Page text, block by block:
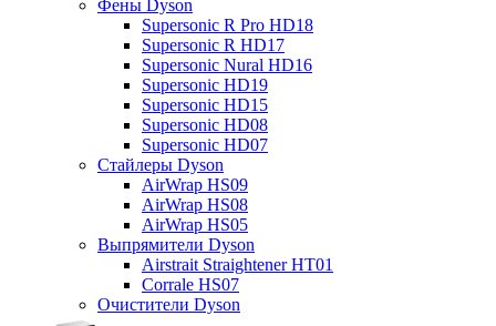
Фены Dyson
Supersonic R Pro HD18
Supersonic R HD17
Supersonic Nural HD16
Supersonic HD19
Supersonic HD15
Supersonic HD08
Supersonic HD07
Стайлеры Dyson
AirWrap HS09
AirWrap HS08
AirWrap HS05
Выпрямители Dyson
Airstrait Straightener HT01
Corrale HS07
Очистители Dyson